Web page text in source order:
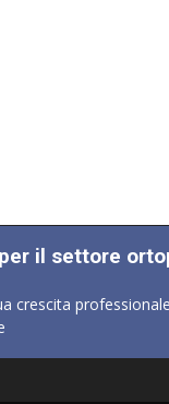
il settore
crescita